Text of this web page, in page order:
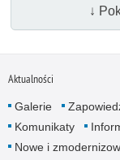
↓
Aktualności
Galerie
Komunikaty
Nowe i